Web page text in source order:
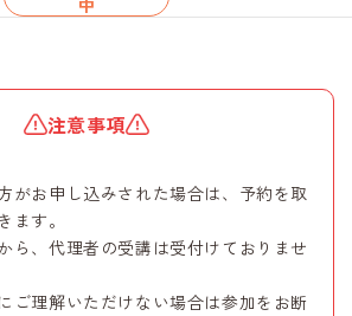
注意事項
がお申し込みされた場合は、予約を取
ます。
ら、代理者の受講は受付けておりませ
ご理解いただけない場合は参加をお断